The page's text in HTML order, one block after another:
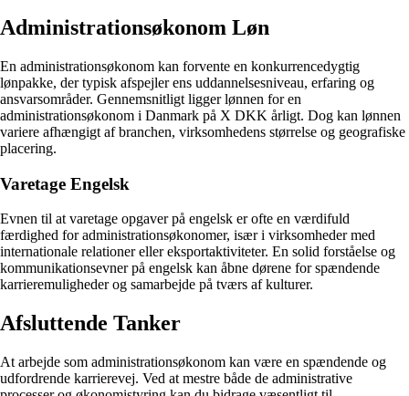
Administrationsøkonom Løn
En administrationsøkonom kan forvente en konkurrencedygtig
lønpakke, der typisk afspejler ens uddannelsesniveau, erfaring og
ansvarsområder. Gennemsnitligt ligger lønnen for en
administrationsøkonom i Danmark på X DKK årligt. Dog kan lønnen
variere afhængigt af branchen, virksomhedens størrelse og geografiske
placering.
Varetage Engelsk
Evnen til at varetage opgaver på engelsk er ofte en værdifuld
færdighed for administrationsøkonomer, især i virksomheder med
internationale relationer eller eksportaktiviteter. En solid forståelse og
kommunikationsevner på engelsk kan åbne dørene for spændende
karrieremuligheder og samarbejde på tværs af kulturer.
Afsluttende Tanker
At arbejde som administrationsøkonom kan være en spændende og
udfordrende karrierevej. Ved at mestre både de administrative